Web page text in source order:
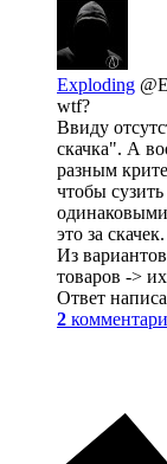
Exploding
wtf?
Ввиду
скачка". А
разным
чтобы
это за скачек.
Из
товаров ->
Ответ
2